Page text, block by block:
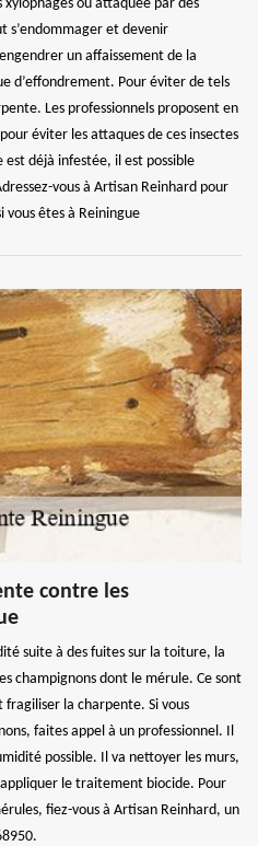
ou attaquée par des
s’endommager et devenir
un affaissement de la
d’effondrement. Pour éviter de tels
Les professionnels proposent en
éviter les attaques de ces insectes
est déjà infestée, il est possible
vous à Artisan Reinhard pour
êtes à Reiningue
contre les
suite à des fuites sur la toiture, la
champignons dont le mérule. Ce sont
fragiliser la charpente. Si vous
faites appel à un professionnel. Il
possible. Il va nettoyer les murs,
le traitement biocide. Pour
fiez-vous à Artisan Reinhard, un